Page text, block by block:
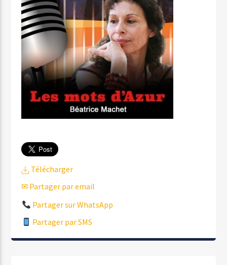
Télécharger
✉ Partager par email
Partager sur WhatsApp
Partager par SMS